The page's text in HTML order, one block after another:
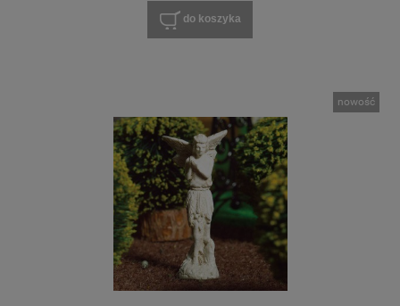
do koszyka
nowość